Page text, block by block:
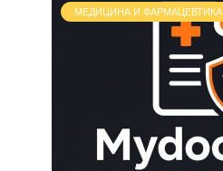
МЕДИЦИНА И ФАРМАЦЕВТИКА